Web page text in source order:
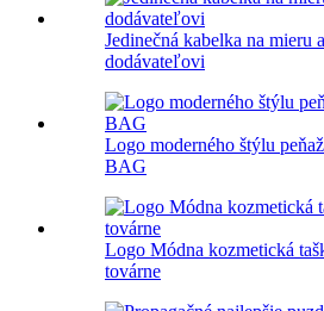
Jedinečná kabelka na mieru
dodávateľovi
Logo moderného štýlu
BAG
Logo Módna kozmetická
továrne